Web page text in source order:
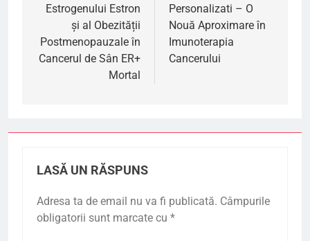
articole
Estrogenului Estron
și al Obezității
Postmenopauzale în
Cancerul de Sân ER+
Mortal
Personalizati – O
Nouă Aproximare în
Imunoterapia
Cancerului
LASĂ UN RĂSPUNS
Adresa ta de email nu va fi publicată. Câmpurile
obligatorii sunt marcate cu *